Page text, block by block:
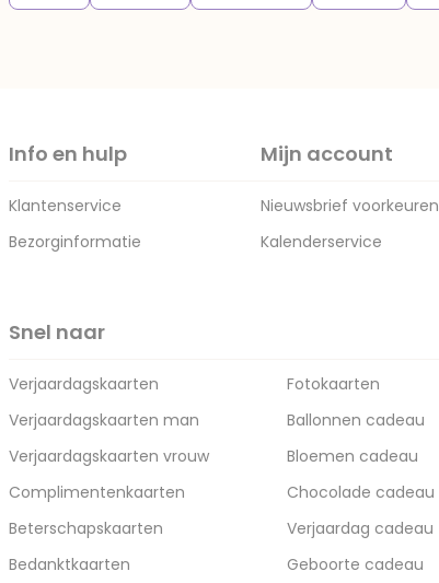
Info en hulp
Klantenservice
Bezorginformatie
Mijn account
Nieuwsbrief voorkeuren
Kalenderservice
Snel naar
Verjaardagskaarten
Verjaardagskaarten man
Verjaardagskaarten vrouw
Complimentenkaarten
Beterschapskaarten
Bedanktkaarten
Fotokaarten
Ballonnen cadeau
Bloemen cadeau
Chocolade cadeau
Verjaardag cadeau
Geboorte cadeau